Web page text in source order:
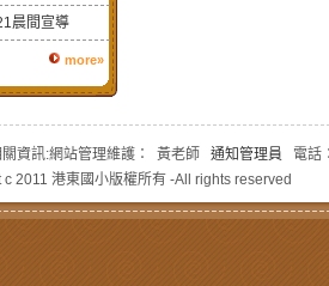
晨間宣導
more»
關資訊:網站管理維護： 黃老師 通知管理員 電話
2011 港東國小版權所有 -All rights reserved